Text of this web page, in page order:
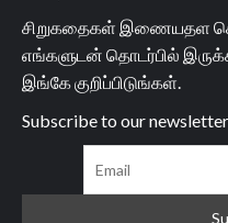
சிறுகதைகள் இணையதள
எங்களுடன் தொடர்பில்
இங்கே குறிப்பிடுங்கள்.
Subscribe to our